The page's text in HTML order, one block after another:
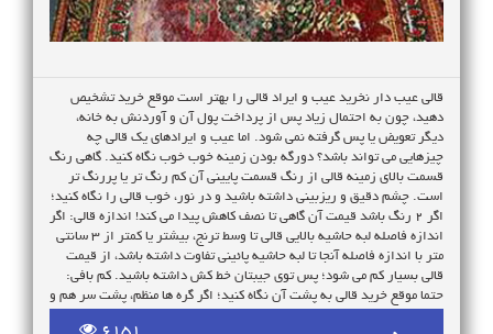
قالی عیب دار نخرید عیب و ایراد قالی را بهتر است موقع خرید تشخیص
دهید، چون به احتمال زیاد پس از پرداخت پول آن و آوردنش به خانه،
دیگر تعویض یا پس گرفته نمی شود. اما عیب و ایرادهای یک قالی چه
چیزهایی می تواند باشد؟ دورگه بودن زمینه خوب خوب نگاه کنید. گاهی رنگ
قسمت بالای زمینه قالی از رنگ قسمت پایینی آن کم رنگ تر یا پررنگ تر
است. چشم دقیق و ریزبینی داشته باشید و در نور، خوب قالی را نگاه کنید؛
اگر 2 رنگ باشد قیمت آن گاهی تا نصف کاهش پیدا می کند! اندازه قالی: اگر
اندازه فاصله لبه حاشیه بالایی قالی تا وسط ترنج، بیشتر یا کمتر از 3 سانتی
متر با اندازه فاصله آنجا تا لبه حاشیه پائینی تفاوت داشته باشد، از قیمت
قالی بسیار کم می شود؛ پس توی جیبتان خط کش داشته باشید. کم بافی:
حتما موقع خرید قالی به پشت آن نگاه کنید؛ اگر گره ها منظم، پشت سر هم و